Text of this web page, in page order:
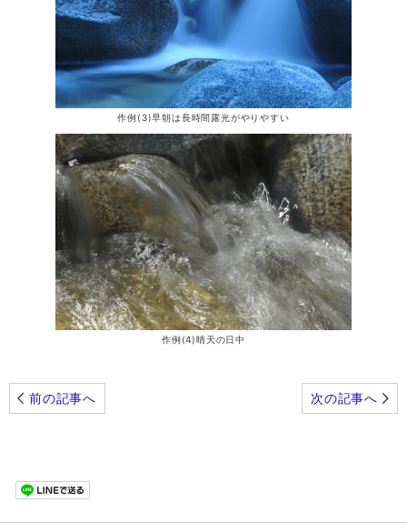
作例(3)早朝は長時間露光がやりやすい
作例(4)晴天の日中
前の記事へ 次の記事へ